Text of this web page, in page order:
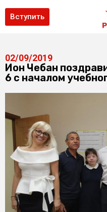
Вступить
02/09/2019
Ион Чебан
6 с началом